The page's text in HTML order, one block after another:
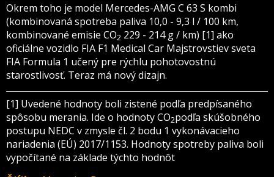
Okrem toho je model Mercedes-AMG C 63 S kombi
(kombinovaná spotreba paliva 10,0 - 9,3 l / 100 km,
kombinované emisie CO2 229 - 214 g / km) [1] ako
oficiálne vozidlo FIA F1 Medical Car Majstrovstiev sveta
FIA Formula 1 učený pre rýchlu pohotovostnú
starostlivosť. Teraz má nový dizajn.
[1] Uvedené hodnoty boli zistené podľa predpísaného
spôsobu merania. Ide o hodnoty CO2podľa skúšobného
postupu NEDC v zmysle čl. 2 bodu 1 vykonávacieho
nariadenia (EÚ) 2017/1153. Hodnoty spotreby paliva boli
vypočítané na základe týchto hodnôt